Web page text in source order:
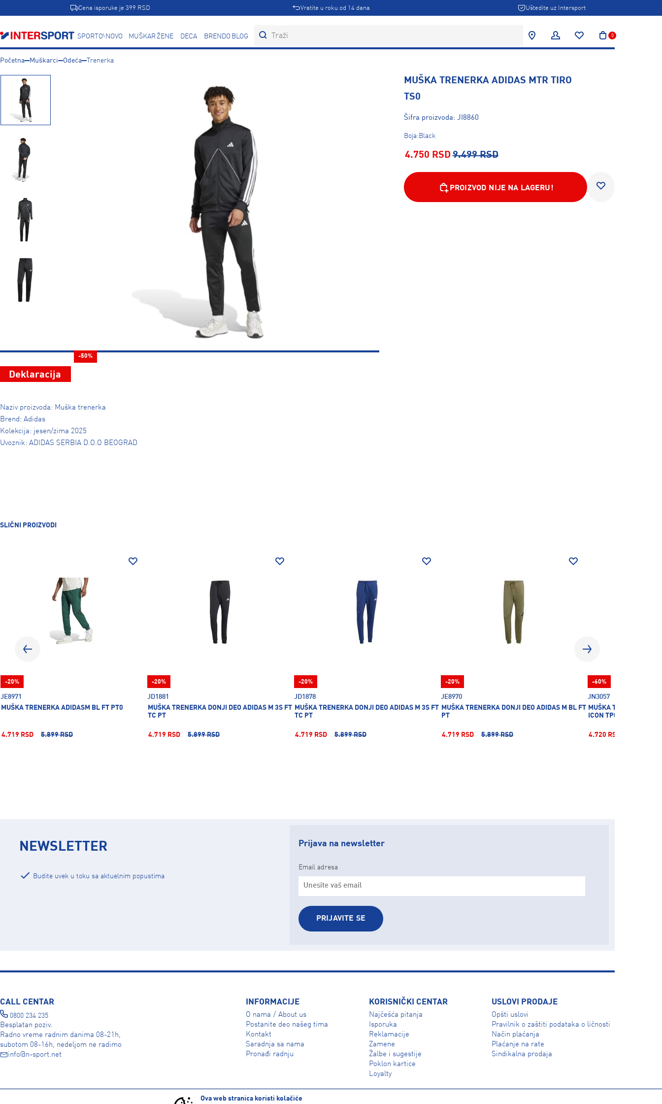
Cena isporuke je 399 RSD Vratite u roku od 14 dana Uštedite uz Intersport
SPORTOVINOVO MUŠKARCIŽENE DECA BRENDOVIBLOG 0
Ova web stranica koristi kolačiće
Početna Muškarci Odeća Trenerka
-50%
Deklaracija
Naziv proizvoda: Muška trenerka
Brend: Adidas
Kolekcija: jesen/zima 2025
Uvoznik: ADIDAS SERBIA D.O.O BEOGRAD
MUŠKA TRENERKA ADIDAS MTR TIRO
TS0
Šifra proizvoda: JI8860
Boja:Black
4.750 RSD 9.499 RSD
PROIZVOD NIJE NA LAGERU!
SLIČNI PROIZVODI
JE8971
MUŠKA TRENERKA ADIDASM BL FT PT0
4.719 RSD 5.899 RSD
-20%
JD1881
MUŠKA TRENERKA DONJI DEO ADIDAS M 3S FT
TC PT
4.719 RSD 5.899 RSD
-20%
JD1878
MUŠKA TRENERKA DONJI DEO ADIDAS M 3S FT
TC PT
4.719 RSD 5.899 RSD
-20%
JE8970
MUŠKA TRENERKA DONJI DEO ADIDAS M BL FT
PT
4.719 RSD 5.899 RSD
-20%
JN3057
MUŠKA TRENERKA
ICON TP0
4.720 RSD
-60%
NEWSLETTER
Budite uvek u toku sa aktuelnim popustima
Prijava na newsletter
Email adresa
PRIJAVITE SE
CALL CENTAR
0800 234 235
Besplatan poziv.
Radno vreme radnim danima 08-21h,
subotom 08-16h, nedeljom ne radimo
info@n-sport.net
INFORMACIJE
O nama / About us
Postanite deo našeg tima
Kontakt
Saradnja sa nama
Pronađi radnju
KORISNIČKI CENTAR
Najčešća pitanja
Isporuka
Reklamacije
Zamene
Žalbe i sugestije
Poklon kartice
Loyalty
USLOVI PRODAJE
Opšti uslovi
Pravilnik o zaštiti podataka o ličnosti
Način plaćanja
Plaćanje na rate
Sindikalna prodaja